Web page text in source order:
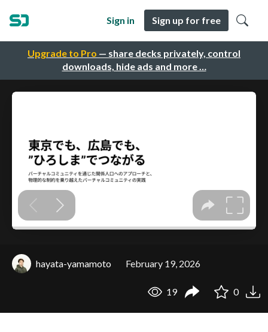
Upgrade to Pro — share decks privately, control
downloads, hide ads and more …
Sign in Sign up for free
hayata-yamamoto February 19, 2026
19 0